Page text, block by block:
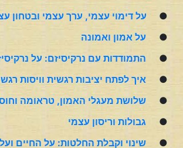
●
על דימוי עצמי, ערך עצמי ובטחון
●
על אמון ואמונה
●
התמודדות עם נרקיסיזם: על
●
איך לפתח יציבות רגשית וויסות
●
שלושת מעגלי האמון, טראומה
●
גבולות וריסון עצמי
●
שינוי וקבלת החלטות: על החיים